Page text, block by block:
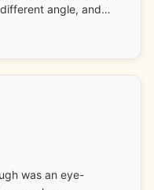
angle, and
about in a while. It
was an eye-